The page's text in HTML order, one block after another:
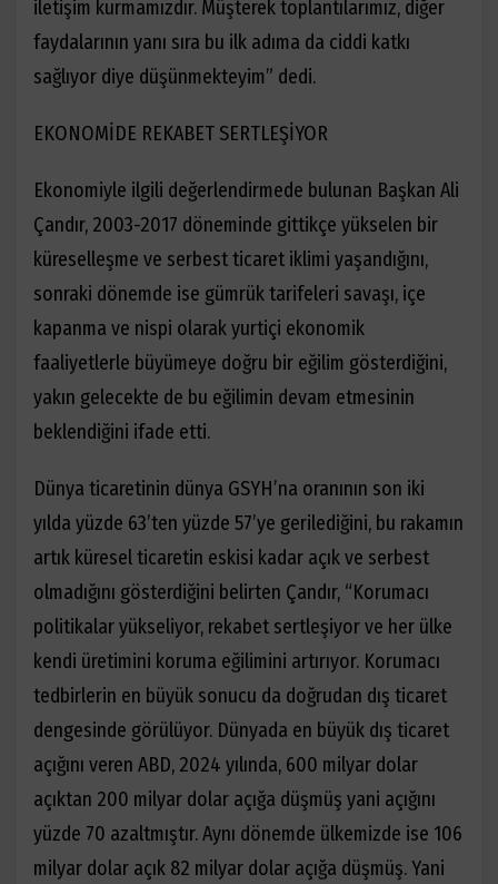
iletişim kurmamızdır. Müşterek toplantılarımız, diğer
faydalarının yanı sıra bu ilk adıma da ciddi katkı
sağlıyor diye düşünmekteyim” dedi.
EKONOMİDE REKABET SERTLEŞİYOR
Ekonomiyle ilgili değerlendirmede bulunan Başkan Ali
Çandır, 2003-2017 döneminde gittikçe yükselen bir
küreselleşme ve serbest ticaret iklimi yaşandığını,
sonraki dönemde ise gümrük tarifeleri savaşı, içe
kapanma ve nispi olarak yurtiçi ekonomik
faaliyetlerle büyümeye doğru bir eğilim gösterdiğini,
yakın gelecekte de bu eğilimin devam etmesinin
beklendiğini ifade etti.
Dünya ticaretinin dünya GSYH’na oranının son iki
yılda yüzde 63’ten yüzde 57’ye gerilediğini, bu rakamın
artık küresel ticaretin eskisi kadar açık ve serbest
olmadığını gösterdiğini belirten Çandır, “Korumacı
politikalar yükseliyor, rekabet sertleşiyor ve her ülke
kendi üretimini koruma eğilimini artırıyor. Korumacı
tedbirlerin en büyük sonucu da doğrudan dış ticaret
dengesinde görülüyor. Dünyada en büyük dış ticaret
açığını veren ABD, 2024 yılında, 600 milyar dolar
açıktan 200 milyar dolar açığa düşmüş yani açığını
yüzde 70 azaltmıştır. Aynı dönemde ülkemizde ise 106
milyar dolar açık 82 milyar dolar açığa düşmüş. Yani